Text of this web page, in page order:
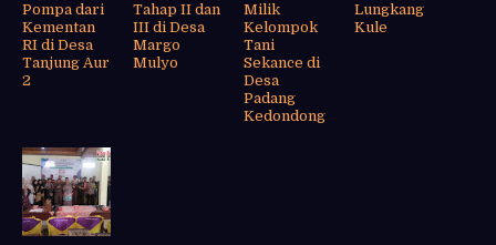
Pompa dari
Kementan
RI di Desa
Tanjung Aur
2
Tahap II dan
III di Desa
Margo
Mulyo
Milik
Kelompok
Tani
Sekance di
Desa
Padang
Kedondong
Lungkang
Kule